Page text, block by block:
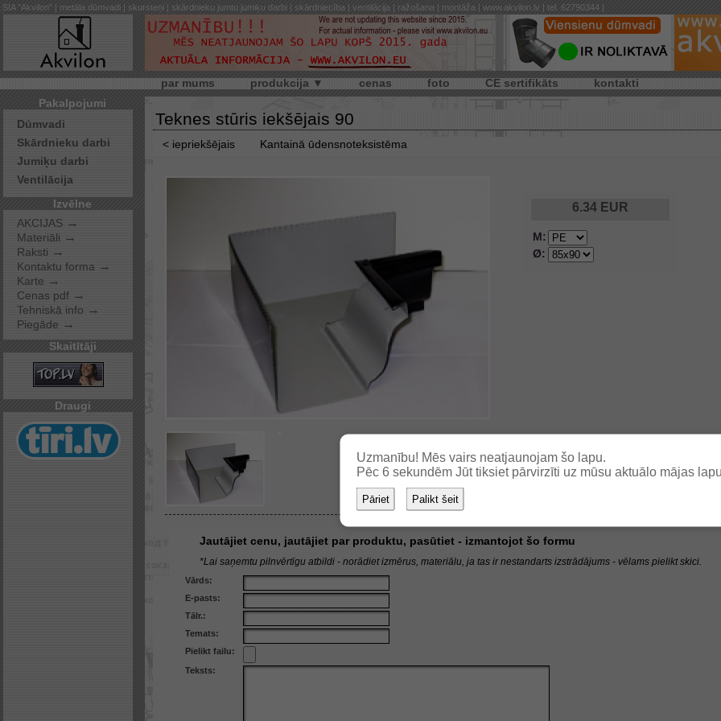
SIA "Akvilon" | metāla dūmvadi | skursteņi | skārdnieku jumtu jumiķu darbi | skārdniecība | ventilācija | ražošana | montāža | www.akvilon.lv | tel. 62790344 |
par mums produkcija ▼ cenas foto CE sertifikāts
kontakti
Pakalpojumi
Dūmvadi
Skārdnieku darbi
Jumiķu darbi
Ventilācija
Izvēlne
AKCIJAS →
Materiāli →
Raksti →
Kontaktu forma →
Karte →
Cenas pdf →
Tehniskā info →
Piegāde →
Skaitītāji
Draugi
Teknes stūris iekšējais 90
< iepriekšējais Kantainā ūdensnoteksistēma
6.34 EUR
M:
Ø:
Jautājiet cenu, jautājiet par produktu, pasūtiet - izmantojot šo formu
*Lai saņemtu pilnvērtīgu atbildi - norādiet izmērus, materiālu, ja tas ir nestandarts izstrādājums - vēlams pielikt skici.
Vārds:
E-pasts:
Tālr.:
Temats:
Pielikt failu:
Teksts:
Uzmanību! Mēs vairs neatjaunojam šo lapu.
Pēc 6 sekundēm Jūt tiksiet pārvirzīti uz mūsu aktuālo mājas
Pāriet Palikt šeit